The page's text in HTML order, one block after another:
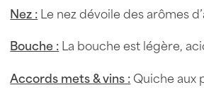
Nez :Le nez dévoile des arômes
Bouche :La bouche est légère,
Accords mets & vins :Quiche aux